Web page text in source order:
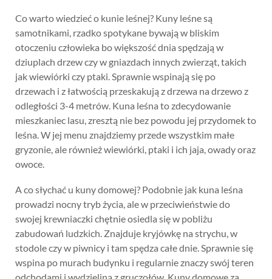
Co warto wiedzieć o kunie leśnej? Kuny leśne są
samotnikami, rzadko spotykane bywają w bliskim
otoczeniu człowieka bo większość dnia spędzają w
dziuplach drzew czy w gniazdach innych zwierząt, takich
jak wiewiórki czy ptaki. Sprawnie wspinają się po
drzewach i z łatwością przeskakują z drzewa na drzewo z
odległości 3-4 metrów. Kuna leśna to zdecydowanie
mieszkaniec lasu, zresztą nie bez powodu jej przydomek to
leśna. W jej menu znajdziemy przede wszystkim małe
gryzonie, ale również wiewiórki, ptaki i ich jaja, owady oraz
owoce.
A co słychać u kuny domowej? Podobnie jak kuna leśna
prowadzi nocny tryb życia, ale w przeciwieństwie do
swojej krewniaczki chętnie osiedla się w pobliżu
zabudowań ludzkich. Znajduje kryjówkę na strychu, w
stodole czy w piwnicy i tam spędza całe dnie. Sprawnie się
wspina po murach budynku i regularnie znaczy swój teren